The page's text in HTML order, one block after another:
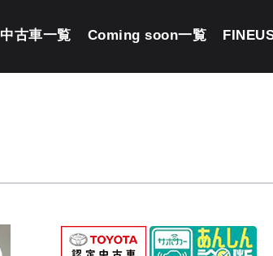
中古車一覧 Coming soon一覧